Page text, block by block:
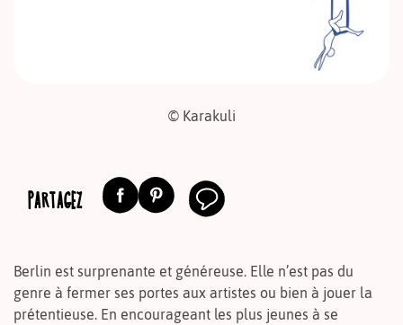
© Karakuli
PARTAGEZ
Berlin est surprenante et généreuse. Elle n’est pas du
genre à fermer ses portes aux artistes ou bien à jouer la
prétentieuse. En encourageant les plus jeunes à se